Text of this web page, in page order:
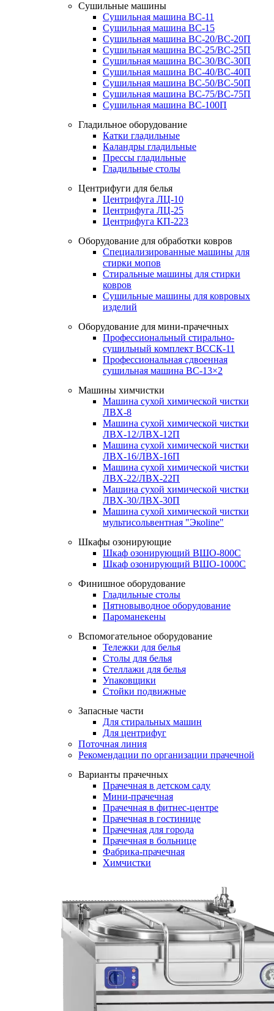
Сушильные машины
Сушильная машина ВС-11
Сушильная машина ВС-15
Сушильная машина ВС-20/ВС-20П
Сушильная машина ВС-25/ВС-25П
Сушильная машина ВС-30/ВС-30П
Сушильная машина ВС-40/ВС-40П
Сушильная машина ВС-50/ВС-50П
Сушильная машина ВС-75/ВС-75П
Сушильная машина ВС-100П
Гладильное оборудование
Катки гладильные
Каландры гладильные
Прессы гладильные
Гладильные столы
Центрифуги для белья
Центрифуга ЛЦ-10
Центрифуга ЛЦ-25
Центрифуга КП-223
Оборудование для обработки ковров
Специализированные машины для
стирки мопов
Стиральные машины для стирки
ковров
Сушильные машины для ковровых
изделий
Оборудование для мини-прачечных
Профессиональный стирально-
сушильный комплект ВССК-11
Профессиональная сдвоенная
сушильная машина ВС-13×2
Машины химчистки
Машина сухой химической чистки
ЛВХ-8
Машина сухой химической чистки
ЛВХ-12/ЛВХ-12П
Машина сухой химической чистки
ЛВХ-16/ЛВХ-16П
Машина сухой химической чистки
ЛВХ-22/ЛВХ-22П
Машина сухой химической чистки
ЛВХ-30/ЛВХ-30П
Машина сухой химической чистки
мультисольвентная "Экоline"
Шкафы озонирующие
Шкаф озонирующий ВШО-800С
Шкаф озонирующий ВШО-1000С
Финишное оборудование
Гладильные столы
Пятновыводное оборудование
Пароманекены
Вспомогательное оборудование
Тележки для белья
Столы для белья
Стеллажи для белья
Упаковщики
Стойки подвижные
Запасные части
Для стиральных машин
Для центрифуг
Поточная линия
Рекомендации по организации прачечной
Варианты прачечных
Прачечная в детском саду
Мини-прачечная
Прачечная в фитнес-центре
Прачечная в гостинице
Прачечная для города
Прачечная в больнице
Фабрика-прачечная
Химчистки